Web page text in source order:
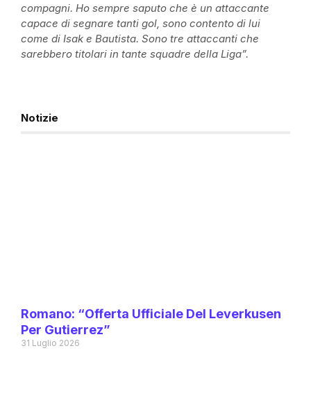
compagni. Ho sempre saputo che è un attaccante
capace di segnare tanti gol, sono contento di lui
come di Isak e Bautista. Sono tre attaccanti che
sarebbero titolari in tante squadre della Liga”.
Notizie
Romano: “Offerta Ufficiale Del Leverkusen
Per Gutierrez”
31 Luglio 2026